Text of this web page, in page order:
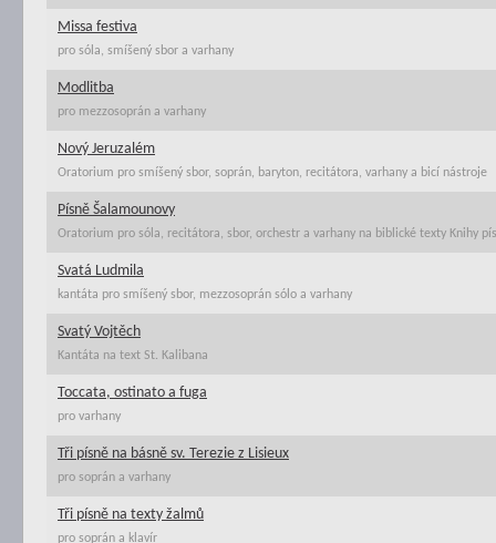
Missa festiva
pro sóla, smíšený sbor a varhany
Modlitba
pro mezzosoprán a varhany
Nový Jeruzalém
Oratorium pro smíšený sbor, soprán, baryton, recitátora, varhany a bicí nástroje
Písně Šalamounovy
Oratorium pro sóla, recitátora, sbor, orchestr a varhany na biblické texty Knihy
Svatá Ludmila
kantáta pro smíšený sbor, mezzosoprán sólo a varhany
Svatý Vojtěch
Kantáta na text St. Kalibana
Toccata, ostinato a fuga
pro varhany
Tři písně na básně sv. Terezie z Lisieux
pro soprán a varhany
Tři písně na texty žalmů
pro soprán a klavír